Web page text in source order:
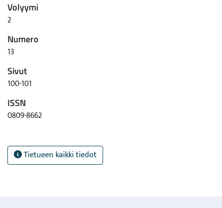
Volyymi
2
Numero
13
Sivut
100-101
ISSN
0809-8662
Tietueen kaikki tiedot